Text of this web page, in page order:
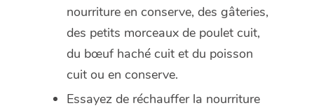
nourriture en conserve, des gâteries,
des petits morceaux de poulet cuit,
du bœuf haché cuit et du poisson
cuit ou en conserve.
Essayez de réchauffer la nourriture